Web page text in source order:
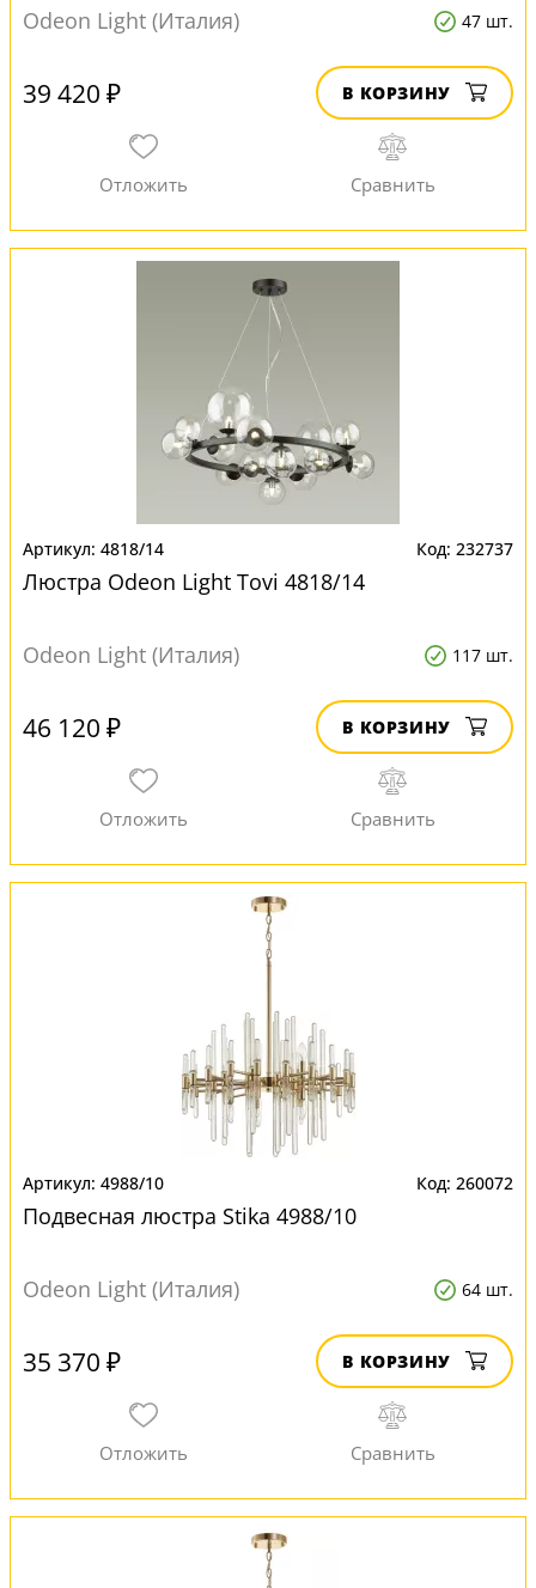
Odeon Light (Италия) 47 шт.
39 420 ₽ В КОРЗИНУ
4818/14 232737
Люстра Odeon Light Tovi 4818/14
Odeon Light (Италия) 117 шт.
46 120 ₽ В КОРЗИНУ
4988/10 260072
Подвесная люстра Stika 4988/10
Odeon Light (Италия) 64 шт.
35 370 ₽ В КОРЗИНУ